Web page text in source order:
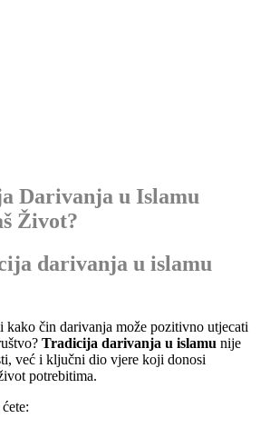
Darivanja u Islamu
Život?
darivanja u islamu
kako čin darivanja može pozitivno utjecati
Tradicija darivanja u islamu nije
već i ključni dio vjere koji donosi
potrebitima.